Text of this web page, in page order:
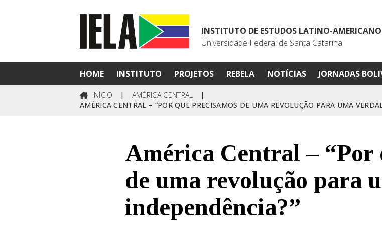
INSTITUTO DE ESTUDOS LATINO-
Universidade Federal de Santa Catarina
HOME INSTITUTO PROJETOS REBELA NOTÍCIAS JORNADAS
INÍCIO | AMÉRICA CENTRAL
|
AMÉRICA CENTRAL – “POR QUE PRECISAMOS DE UMA REVOLUÇÃO PARA UMA
América Central – “Por
de uma revolução para
independência?”